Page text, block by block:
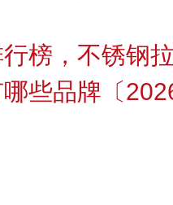
榜，不锈钢
些品牌〔